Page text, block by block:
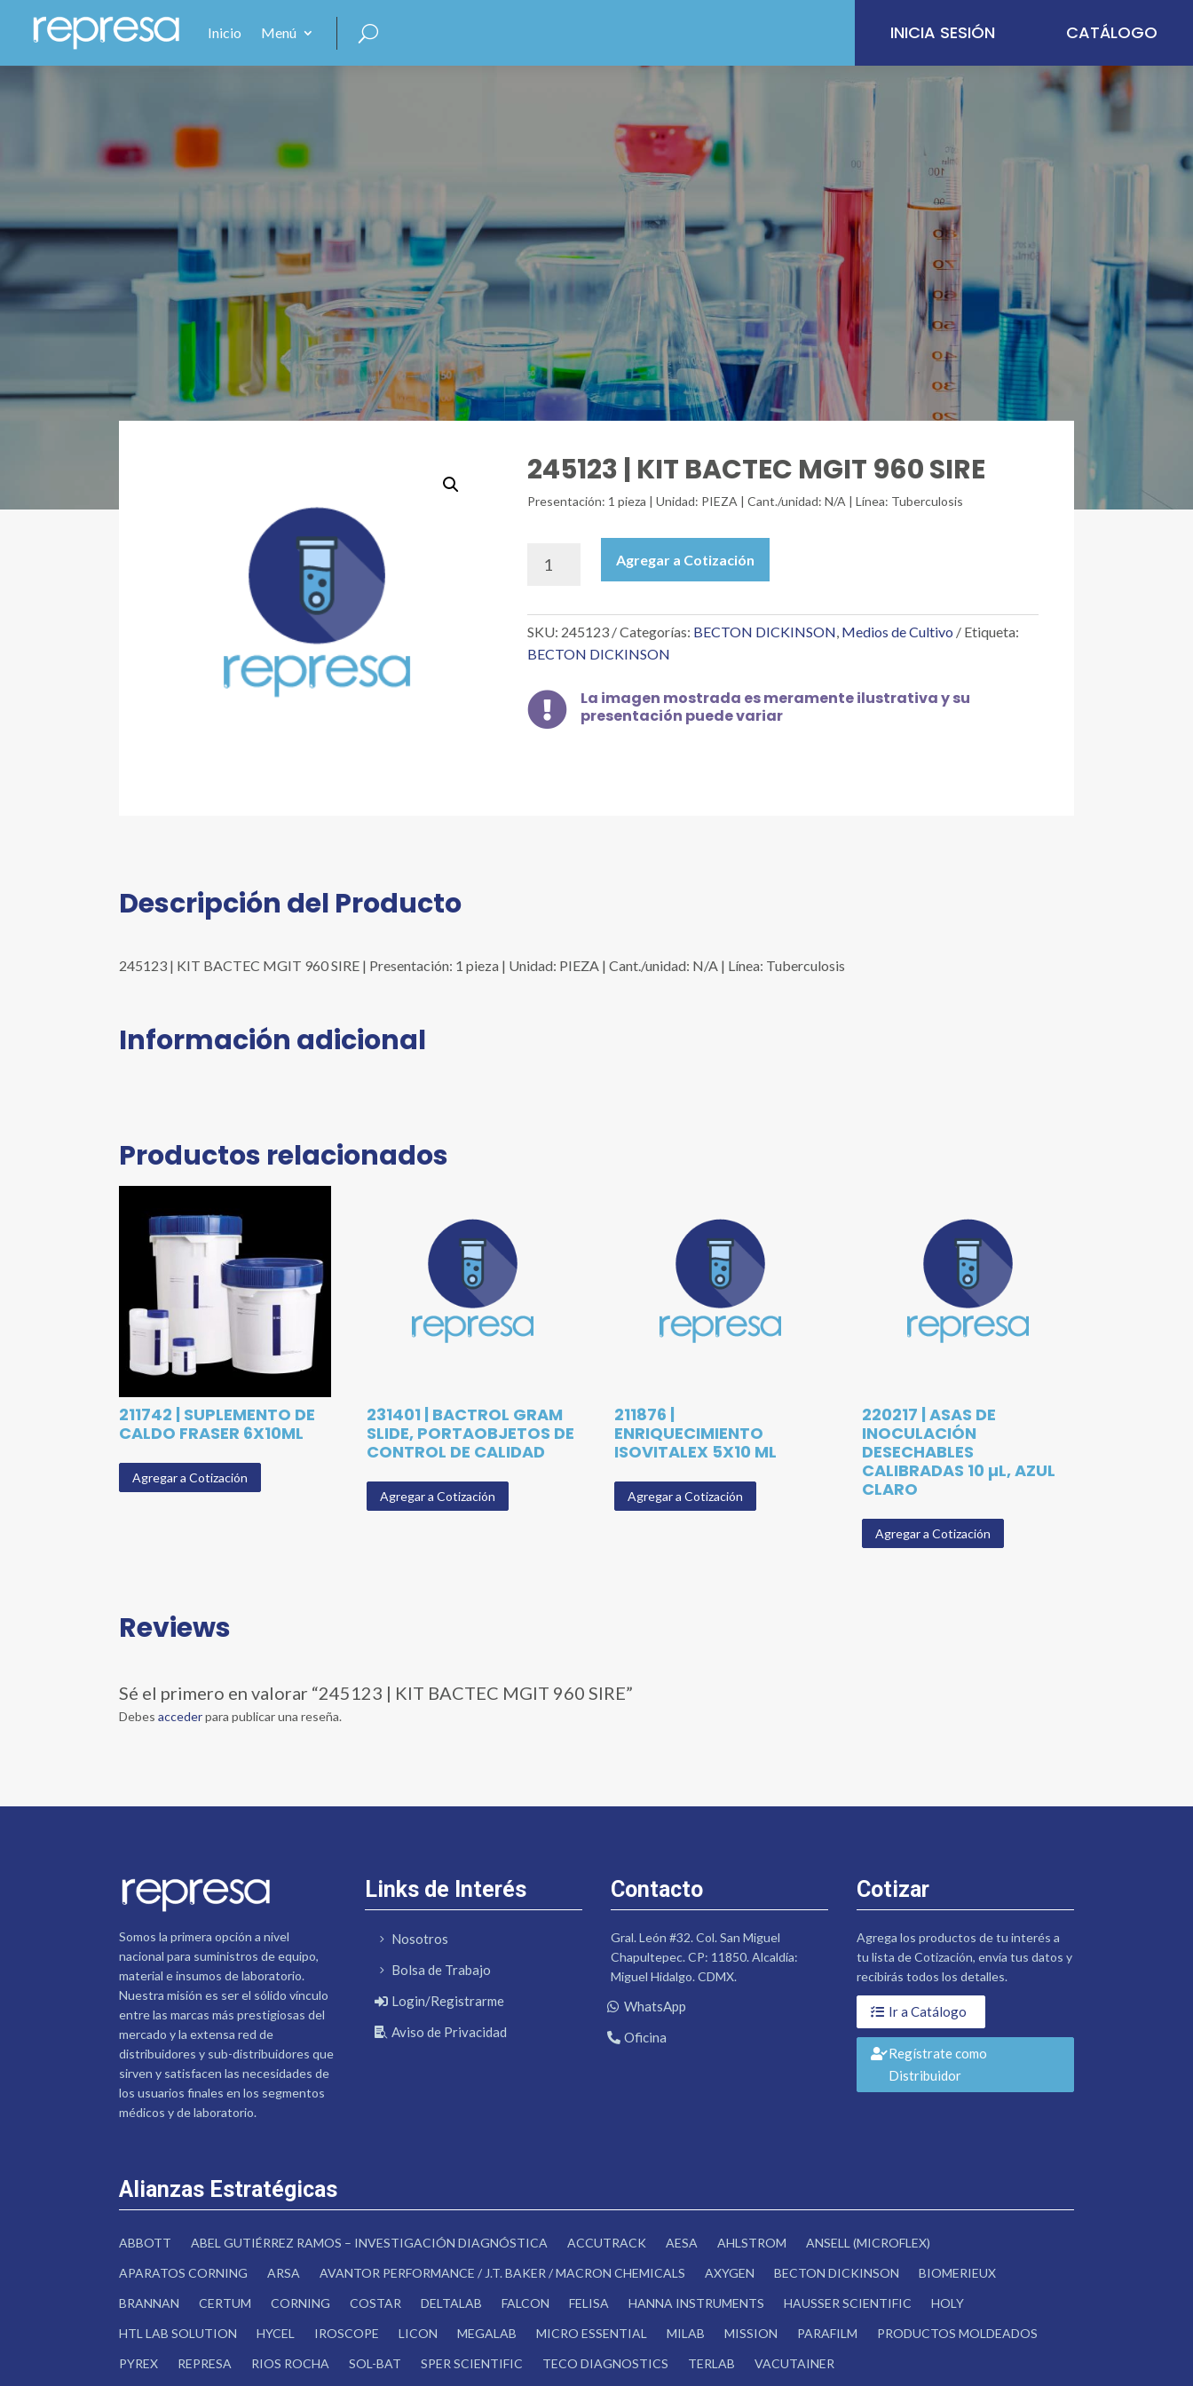
Inicio Menú INICIA SESIÓN CATÁLOGO
245123 | KIT BACTEC MGIT 960 SIRE
Presentación: 1 pieza | Unidad: PIEZA | Cant./unidad: N/A | Línea: Tuberculosis
BACTEC
MGIT
960
cantidad
Agregar a Cotización
SKU: 245123 Categorías: BECTON DICKINSON, Medios de Cultivo
Etiqueta:
BECTON DICKINSON

La imagen mostrada es meramente ilustrativa y su
presentación puede variar
Descripción del Producto
245123 | KIT BACTEC MGIT 960 SIRE | Presentación: 1 pieza | Unidad: PIEZA | Cant./unidad: N/A | Línea: Tuberculosis
Información adicional
Productos relacionados
211742 | SUPLEMENTO DE
CALDO FRASER 6X10ML
Agregar a Cotización
231401 | BACTROL GRAM
SLIDE, PORTAOBJETOS DE
CONTROL DE CALIDAD
Agregar a Cotización
211876 |
ENRIQUECIMIENTO
ISOVITALEX 5X10 ML
Agregar a Cotización
220217 | ASAS DE
INOCULACIÓN
DESECHABLES
CALIBRADAS 10 µL, AZUL
CLARO
Agregar a Cotización
Reviews
Sé el primero en valorar “245123 | KIT BACTEC MGIT 960 SIRE”
Debesaccederpara publicar una reseña.
Somos la primera opción a nivel
nacional para suministros de equipo,
material e insumos de laboratorio.
Nuestra misión es ser el sólido vínculo
entre las marcas más prestigiosas del
mercado y la extensa red de
distribuidores y sub-distribuidores que
sirven y satisfacen las necesidades de
los usuarios finales en los segmentos
médicos y de laboratorio.
Links de Interés
Nosotros
Bolsa de Trabajo
Login/Registrarme
Aviso de Privacidad
Contacto
Gral. León #32. Col. San Miguel
Chapultepec. CP: 11850. Alcaldía:
Miguel Hidalgo. CDMX.
WhatsApp
Oficina
Cotizar
Agrega los productos de tu interés a
tu lista de Cotización, envía tus datos y
recibirás todos los detalles.
Ir a Catálogo
Regístrate como
Distribuidor
Alianzas Estratégicas
ABBOTT ABEL GUTIÉRREZ RAMOS – INVESTIGACIÓN DIAGNÓSTICA ACCUTRACK AESA AHLSTROM
ANSELL (MICROFLEX)
APARATOS CORNING
ARSA AVANTOR PERFORMANCE / J.T. BAKER / MACRON CHEMICALS AXYGEN BECTON DICKINSON
BIOMERIEUX
BRANNAN
CERTUM CORNING COSTAR DELTALAB FALCON FELISA HANNA INSTRUMENTS HAUSSER SCIENTIFIC
HOLY
HTL LAB SOLUTION
HYCEL IROSCOPE LICON MEGALAB MICRO ESSENTIAL MILAB MISSION PARAFILM
PRODUCTOS MOLDEADOS
PYREX
REPRESA RIOS ROCHA SOL-BAT SPER SCIENTIFIC TECO DIAGNOSTICS TERLAB VACUTAINER